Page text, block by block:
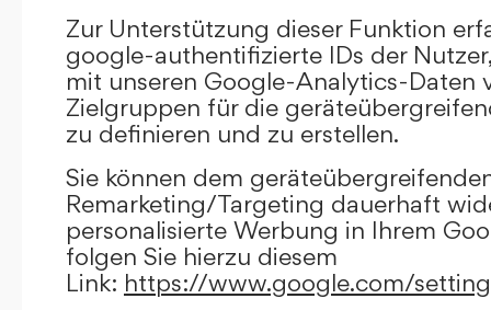
Zur Unterstützung dieser Funktion
google-authentifizierte IDs der
mit unseren Google-Analytics-Daten
Zielgruppen für die
zu definieren und zu erstellen.
Sie können dem
Remarketing/Targeting dauerhaft
personalisierte Werbung in Ihrem
folgen Sie hierzu diesem
Link: https://www.google.com/